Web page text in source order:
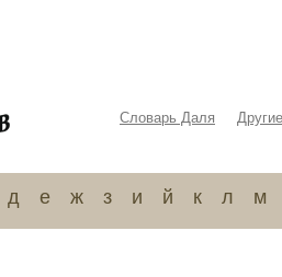
Словарь Даля
д е ж з и й к л м